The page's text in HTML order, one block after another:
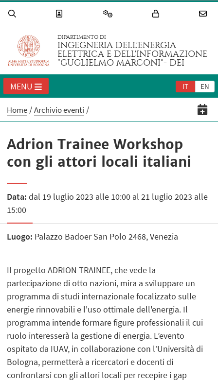
DIPARTIMENTO DI
INGEGNERIA DELL'ENERGIA
ELETTRICA E DELL'INFORMAZIONE
"GUGLIELMO MARCONI"- DEI
IT EN
MENU
Home Archivio eventi
Adrion Trainee Workshop
con gli attori locali italiani
Data: dal 19 luglio 2023 alle 10:00 al 21 luglio 2023 alle
15:00
Luogo: Palazzo Badoer San Polo 2468, Venezia
Il progetto ADRION TRAINEE, che vede la
partecipazione di otto nazioni, mira a sviluppare un
programma di studi internazionale focalizzato sulle
energie rinnovabili e l'uso ottimale dell'energia. Il
programma intende formare figure professionali il cui
ruolo interesserà la gestione di energia. L’evento
ospitato da IUAV, in collaborazione con l’Università di
Bologna, permetterà a ricercatori e docenti di
confrontarsi con gli attori locali per recepire i gap